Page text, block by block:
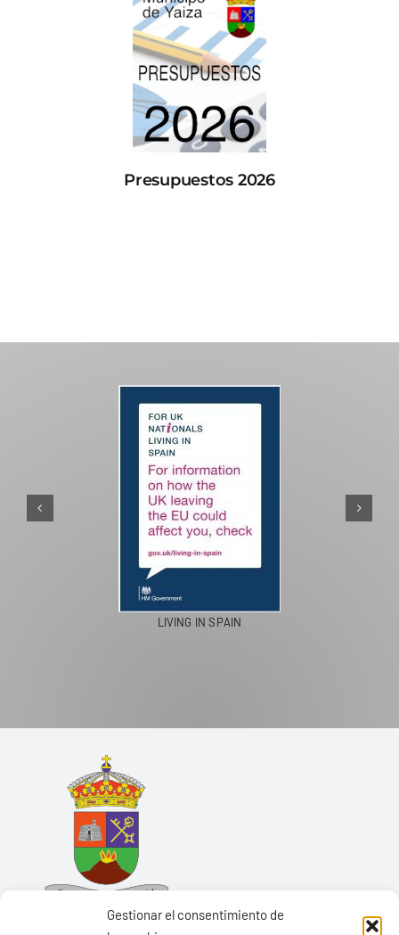
Gestionar el consentimiento de
Presupuestos 2026
LIVING IN SPAIN